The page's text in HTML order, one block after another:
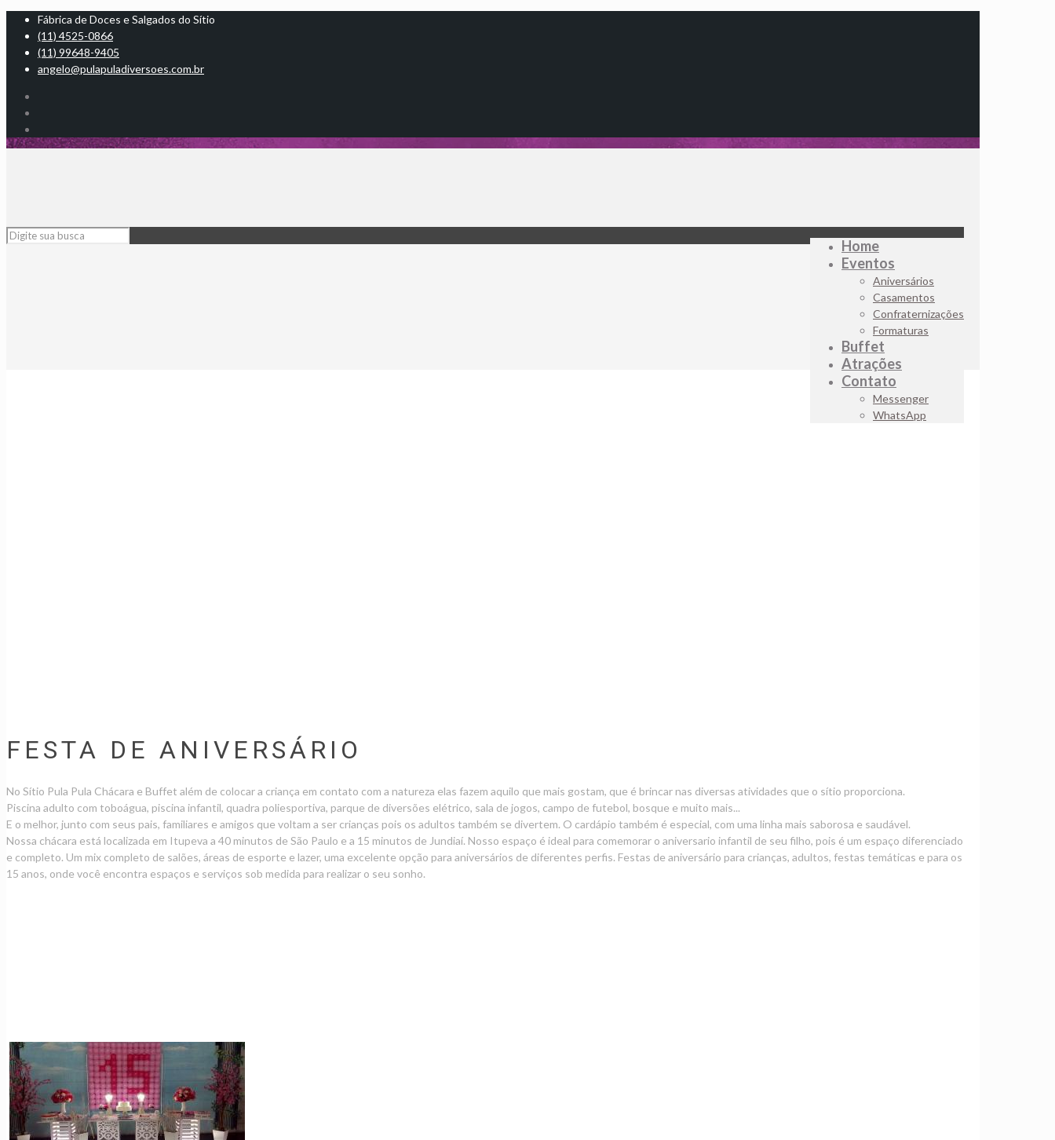
Fábrica de Doces e Salgados do Sítio
(11) 4525-0866
(11) 99648-9405
angelo@pulapuladiversoes.com.br
Home
Eventos
Aniversários
Casamentos
Confraternizações
Formaturas
Buffet
Atrações
Contato
Messenger
WhatsApp
FESTA DE ANIVERSÁRIO
No Sítio Pula Pula Chácara e Buffet além de colocar a criança em contato com a natureza elas fazem aquilo que mais gostam, que é brincar nas diversas atividades que o sítio proporciona.
Piscina adulto com toboágua, piscina infantil, quadra poliesportiva, parque de diversões elétrico, sala de jogos, campo de futebol, bosque e muito mais...
E o melhor, junto com seus pais, familiares e amigos que voltam a ser crianças pois os adultos também se divertem. O cardápio também é especial, com uma linha mais saborosa e saudável.
Nossa chácara está localizada em Itupeva a 40 minutos de São Paulo e a 15 minutos de Jundiaí. Nosso espaço é ideal para comemorar o aniversario infantil de seu filho, pois é um espaço diferenciado
e completo. Um mix completo de salões, áreas de esporte e lazer, uma excelente opção para aniversários de diferentes perfis. Festas de aniversário para crianças, adultos, festas temáticas e para os
15 anos, onde você encontra espaços e serviços sob medida para realizar o seu sonho.